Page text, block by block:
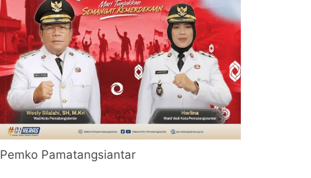
Pemko Pamatangsiantar